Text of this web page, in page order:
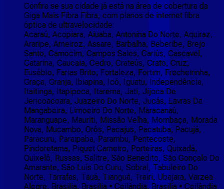
Confira se sua cidade já está na área de cobertura da
Giga Mais Fibra Fibra, com planos de internet fibra
óptica de ultravelocidade:
Acaraú, Acopiara, Aiuaba, Antonina Do Norte, Aquiraz,
Araripe, Arneiroz, Assare, Barbalha, Beberibe, Brejo
Santo, Camocim, Campos Sales, Cariús, Cascavel,
Catarina, Caucaia, Cedro, Crateús, Crato, Cruz,
Eusébio, Farias Brito, Fortaleza, Fortim, Frecheirinha,
Graça, Granja, Ibiapina, Icó, Iguatu, Independência,
Itaitinga, Itapipoca, Itarema, Jati, Jijoca De
Jericoacoara, Juazeiro Do Norte, Jucás, Lavras Da
Mangabeira, Limoeiro Do Norte, Maracanaú,
Maranguape, Mauriti, Missão Velha, Mombaça, Morada
Nova, Mucambo, Orós, Pacajus, Pacatuba, Pacujá,
Paracuru, Paraipaba, Parambu, Pentecoste,
Pindoretama, Piquet Carneiro, Porteiras, Quixadá,
Quixelô, Russas, Salitre, São Benedito, São Gonçalo Do
Amarante, São Luís Do Curu, Sobral, Tabuleiro Do
Norte, Tarrafas, Tauá, Tianguá, Trairi, Ubajara, Varzea
Alegre, Brasilia, Brasilia • Ceilândia, Brasilia • Ceilândia